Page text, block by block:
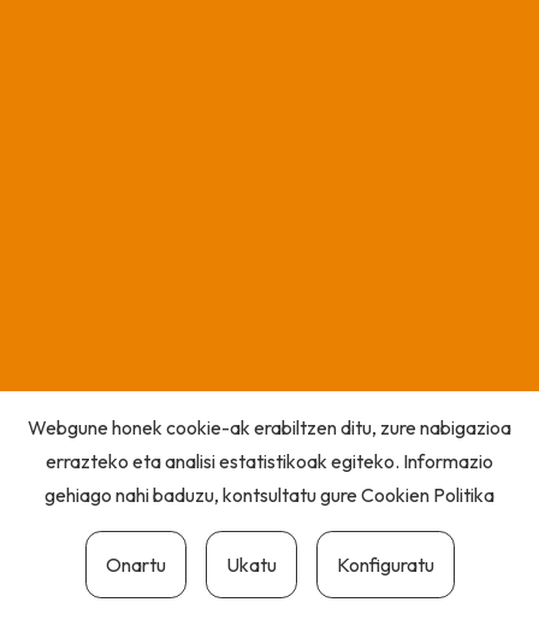
Webgune honek cookie-ak erabiltzen ditu, zure nabigazioa
errazteko eta analisi estatistikoak egiteko. Informazio
gehiago nahi baduzu, kontsultatu gureCookien Politika
Onartu Ukatu Konfiguratu